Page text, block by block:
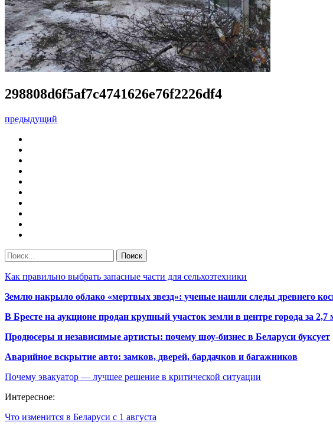
298808d6f5af7c4741626e76f2226df4
предыдущий
Как правильно выбрать запасные части для сельхозтехники
Землю накрыло облако «мертвых звезд»: ученые нашли следы древнего
В Бресте на аукционе продан крупный участок земли в центре города за 2,7
Продюсеры и независимые артисты: почему шоу-бизнес в Беларуси буксует
Аварийное вскрытие авто: замков, дверей, бардачков и багажников
Почему эвакуатор — лучшее решение в критической ситуации
Интересное:
Что изменится в Беларуси с 1 августа